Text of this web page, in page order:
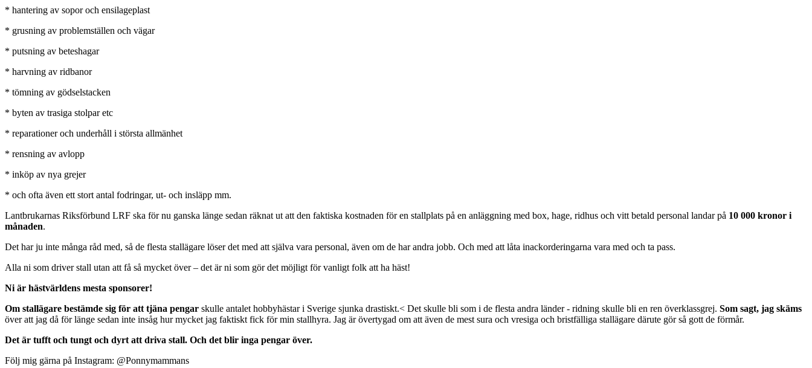
* hantering av sopor och ensilageplast
* grusning av problemställen och vägar
* putsning av beteshagar
* harvning av ridbanor
* tömning av gödselstacken
* byten av trasiga stolpar etc
* reparationer och underhåll i största allmänhet
* rensning av avlopp
* inköp av nya grejer
* och ofta även ett stort antal fodringar, ut- och insläpp mm.
Lantbrukarnas Riksförbund LRF ska för nu ganska länge sedan räknat ut att den faktiska kostnaden för en stallplats på en anläggning med box, hage, ridhus och vitt betald personal landar på 10 000 kronor i
månaden.
Det har ju inte många råd med, så de flesta stallägare löser det med att själva vara personal, även om de har andra jobb. Och med att låta inackorderingarna vara med och ta pass.
Alla ni som driver stall utan att få så mycket över – det är ni som gör det möjligt för vanligt folk att ha häst!
Ni är hästvärldens mesta sponsorer!
Om stallägare bestämde sig för att tjäna pengar skulle antalet hobbyhästar i Sverige sjunka drastiskt.< Det skulle bli som i de flesta andra länder - ridning skulle bli en ren överklassgrej. Som sagt, jag skäms
över att jag då för länge sedan inte insåg hur mycket jag faktiskt fick för min stallhyra. Jag är övertygad om att även de mest sura och vresiga och bristfälliga stallägare därute gör så gott de förmår.
Det är tufft och tungt och dyrt att driva stall. Och det blir inga pengar över.
Följ mig gärna på Instagram: @Ponnymammans